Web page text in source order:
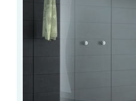
LES FIXATIONS POUR
LES PROFILS PAROI DE